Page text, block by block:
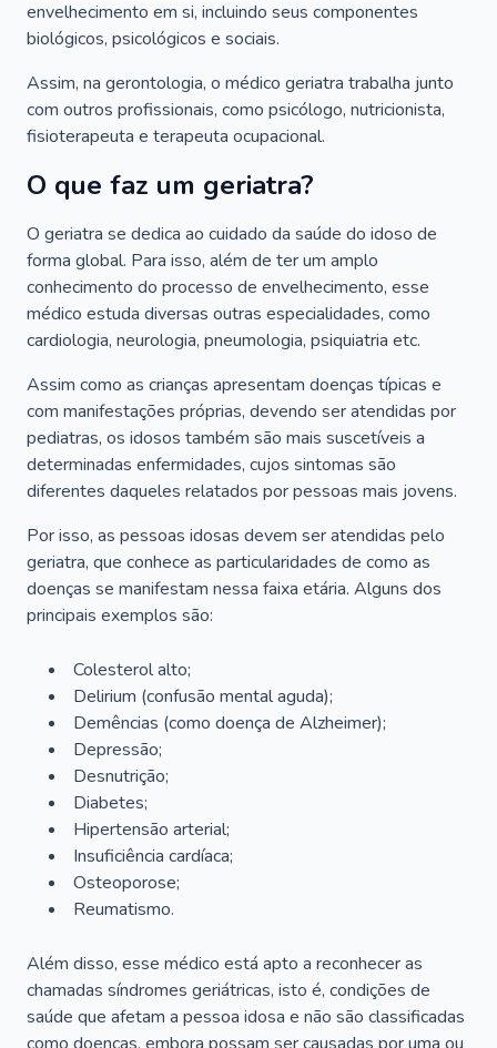
envelhecimento em si, incluindo seus componentes
biológicos, psicológicos e sociais.
Assim, na gerontologia, o médico geriatra trabalha junto
com outros profissionais, como psicólogo, nutricionista,
fisioterapeuta e terapeuta ocupacional.
O que faz um geriatra?
O geriatra se dedica ao cuidado da saúde do idoso de
forma global. Para isso, além de ter um amplo
conhecimento do processo de envelhecimento, esse
médico estuda diversas outras especialidades, como
cardiologia, neurologia, pneumologia, psiquiatria etc.
Assim como as crianças apresentam doenças típicas e
com manifestações próprias, devendo ser atendidas por
pediatras, os idosos também são mais suscetíveis a
determinadas enfermidades, cujos sintomas são
diferentes daqueles relatados por pessoas mais jovens.
Por isso, as pessoas idosas devem ser atendidas pelo
geriatra, que conhece as particularidades de como as
doenças se manifestam nessa faixa etária. Alguns dos
principais exemplos são:
Colesterol alto;
Delirium (confusão mental aguda);
Demências (como doença de Alzheimer);
Depressão;
Desnutrição;
Diabetes;
Hipertensão arterial;
Insuficiência cardíaca;
Osteoporose;
Reumatismo.
Além disso, esse médico está apto a reconhecer as
chamadas síndromes geriátricas, isto é, condições de
saúde que afetam a pessoa idosa e não são classificadas